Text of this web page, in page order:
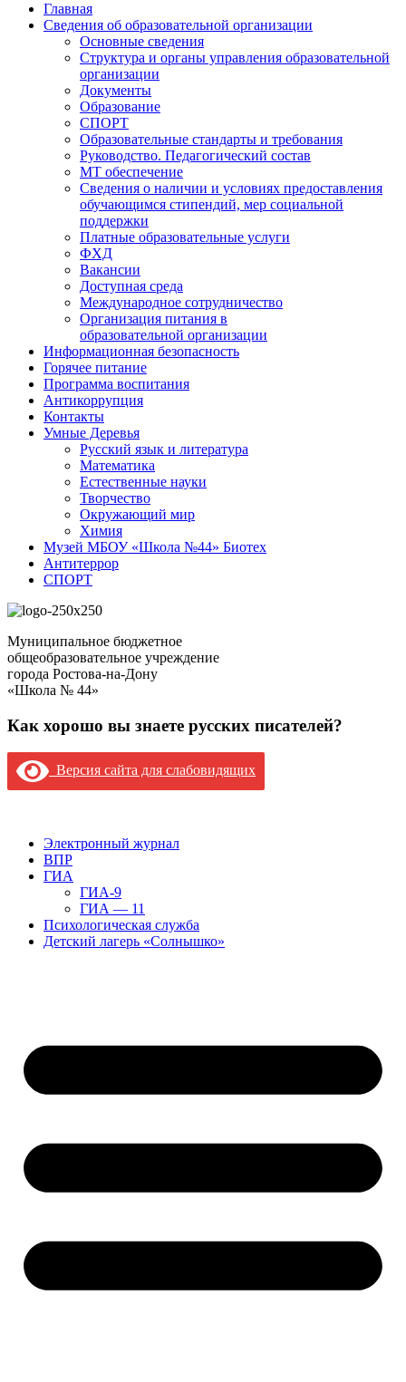
Главная
Сведения об образовательной организации
Основные сведения
Структура и органы управления образовательной
организации
Документы
Образование
СПОРТ
Образовательные стандарты и требования
Руководство. Педагогический состав
МТ обеспечение
Сведения о наличии и условиях предоставления
обучающимся стипендий, мер социальной
поддержки
Платные образовательные услуги
ФХД
Вакансии
Доступная среда
Международное сотрудничество
Организация питания в
образовательной организации
Информационная безопасность
Горячее питание
Программа воспитания
Антикоррупция
Контакты
Умные Деревья
Русский язык и литература
Математика
Естественные науки
Творчество
Окружающий мир
Химия
Музей МБОУ «Школа №44» Биотех
Антитеррор
СПОРТ
Муниципальное бюджетное
общеобразовательное учреждение
города Ростова-на-Дону
«Школа № 44»
Как хорошо вы знаете русских писателей?
Версия сайта для слабовидящих
Электронный журнал
ВПР
ГИА
ГИА-9
ГИА — 11
Психологическая служба
Детский лагерь «Солнышко»